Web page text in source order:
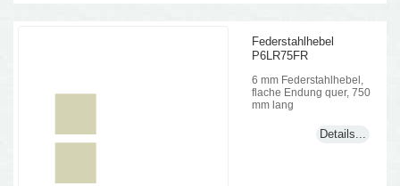
Federstahlhebel
P6LR75FR
6 mm Federstahlhebel,
flache Endung quer, 750
mm lang
Details...